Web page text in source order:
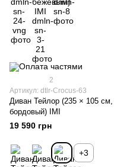
2
Артикул: dtlr-Crocus-63
Диван Тейлор (235 × 105 см,
бордовый) IMI
19 590 грн
+3